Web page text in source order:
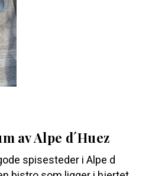
av Alpe d´Huez
spisesteder i Alpe d